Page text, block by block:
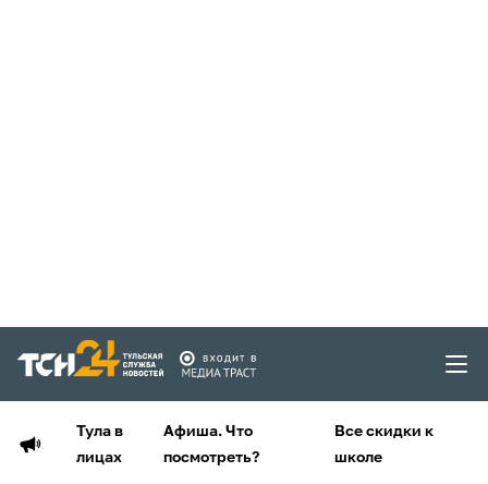
Тула в
лицах
Афиша. Что
посмотреть?
Все скидки к
школе